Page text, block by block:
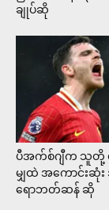
ချုပ်ဆို
ပီအက်စ်ဂျီက သူတို့
မျှထဲ အကောင်းဆုံ
ရောဘတ်ဆန် ဆို